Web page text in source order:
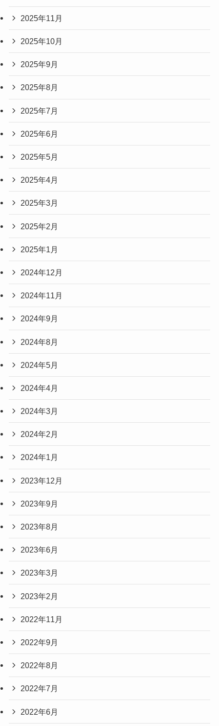
2025年11月
2025年10月
2025年9月
2025年8月
2025年7月
2025年6月
2025年5月
2025年4月
2025年3月
2025年2月
2025年1月
2024年12月
2024年11月
2024年9月
2024年8月
2024年5月
2024年4月
2024年3月
2024年2月
2024年1月
2023年12月
2023年9月
2023年8月
2023年6月
2023年3月
2023年2月
2022年11月
2022年9月
2022年8月
2022年7月
2022年6月